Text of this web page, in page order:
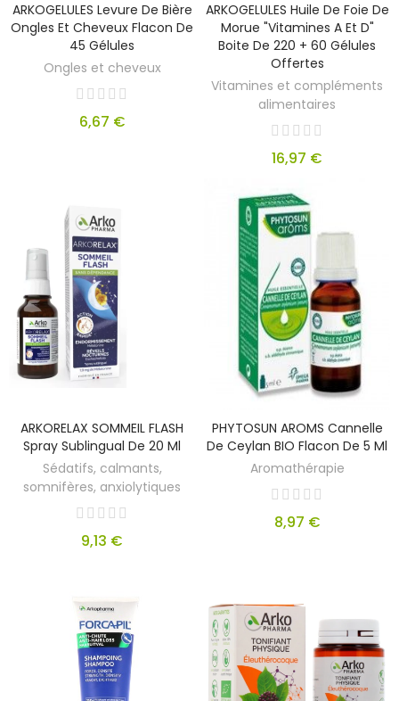
ARKOGELULES Levure De Bière
Ongles Et Cheveux Flacon De
45 Gélules
Ongles et cheveux
6,67 €
ARKOGELULES Huile De Foie De
Morue "vitamines A Et D"
Boite De 220 + 60 Gélules
Offertes
Vitamines et compléments
alimentaires
16,97 €
ARKORELAX SOMMEIL FLASH
Spray Sublingual De 20 Ml
Sédatifs, calmants,
somnifères, anxiolytiques
9,13 €
PHYTOSUN AROMS Cannelle
De Ceylan BIO Flacon De 5 Ml
Aromathérapie
8,97 €